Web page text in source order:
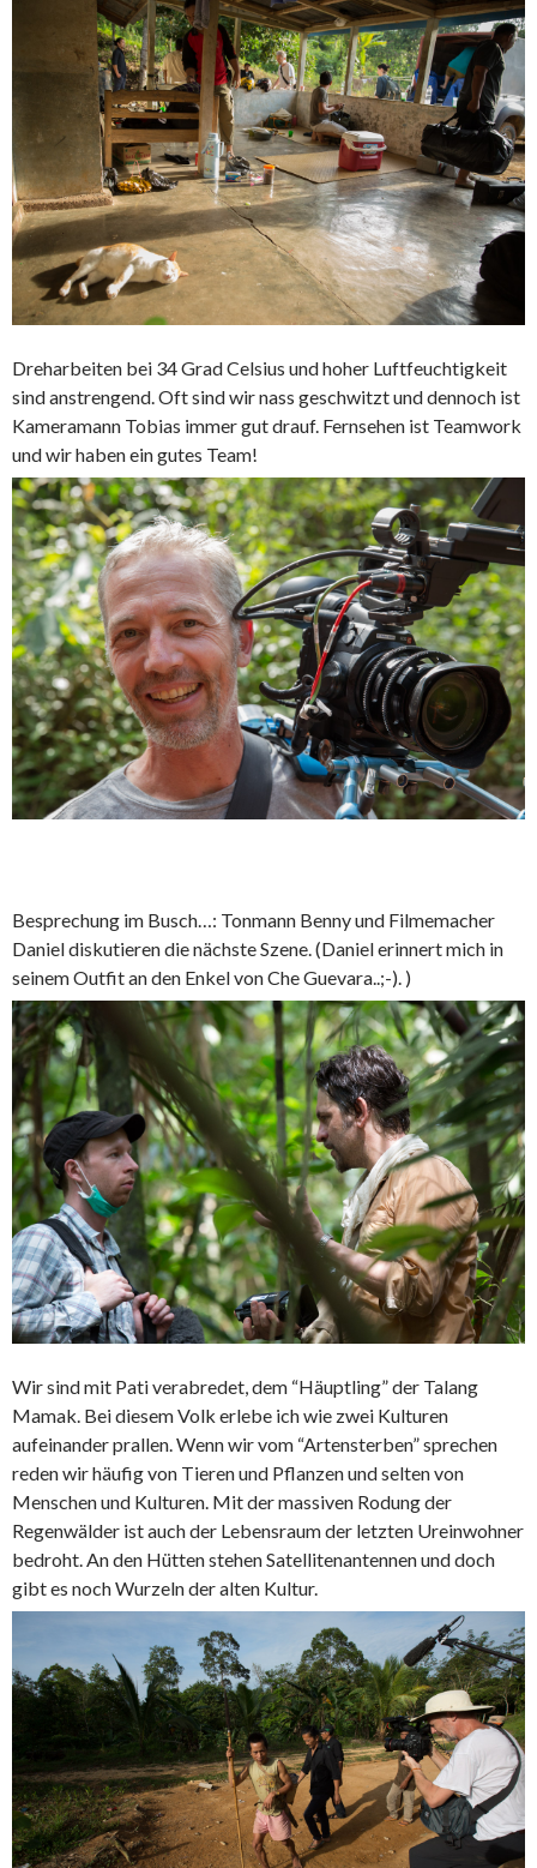
Dreharbeiten bei 34 Grad Celsius und hoher Luftfeuchtigkeit
sind anstrengend. Oft sind wir nass geschwitzt und dennoch ist
Kameramann Tobias immer gut drauf. Fernsehen ist Teamwork
und wir haben ein gutes Team!
Besprechung im Busch…: Tonmann Benny und Filmemacher
Daniel diskutieren die nächste Szene. (Daniel erinnert mich in
seinem Outfit an den Enkel von Che Guevara..;-). )
Wir sind mit Pati verabredet, dem “Häuptling” der Talang
Mamak. Bei diesem Volk erlebe ich wie zwei Kulturen
aufeinander prallen. Wenn wir vom “Artensterben” sprechen
reden wir häufig von Tieren und Pflanzen und selten von
Menschen und Kulturen. Mit der massiven Rodung der
Regenwälder ist auch der Lebensraum der letzten Ureinwohner
bedroht. An den Hütten stehen Satellitenantennen und doch
gibt es noch Wurzeln der alten Kultur.